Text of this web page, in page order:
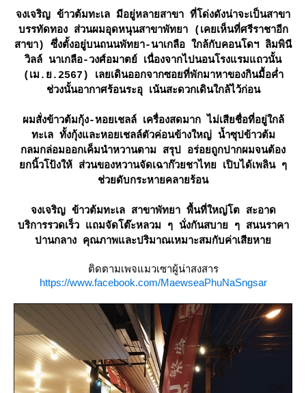
จงเจริญ ข้าวต้มทะเล มีอยู่หลายสาขา ที่โด่งดังน่าจะเป็นสาขา
บรรทัดทอง ส่วนผมอุดหนุนสาขาพัทยา (เคยเห็นที่ศรีราชาอีก
สาขา) ซึ่งตั้งอยู่บนถนนพัทยา-นาเกลือ ใกล้กับคอนโดฯ ลิมพินี
วิลล์ นาเกลือ-วงศ์อมาตย์ เนื่องจากไปนอนโรงแรมแถวนั้น
(เม.ย.2567) เลยเดินออกจากซอยที่พักมาหาของกินมื้อค่ำ
ช่วงนั้นอากาศร้อนระอุ เน้นสะดวกเดินใกล้ไว้ก่อน
ผมสั่งข้าวต้มกุ้ง-หอยเชลล์ เครื่องสดมาก ไม่เสียชื่อที่อยู่ใกล้
ทะเล ทั้งกุ้งและหอยเชลล์ตัวค่อนข้างใหญ่ น้ำซุปข้าวต้ม
กลมกล่อมออกเค็มนำหวานตาม สรุป อร่อยถูกปากผมจนต้อง
กนิ้วโป้งให้ ส่วนของหวานจัดเฉาก๊วยชาไทย เปิบได้เพลิน ๆ
ช่วยดับกระหายคลายร้อน
จงเจริญ ข้าวต้มทะเล สาขาพัทยา พื้นที่ใหญ่โต สะอาด
บริการรวดเร็ว แถมจัดโต๊ะหลวม ๆ นั่งกันสบาย ๆ สนนราคา
ปานกลาง คุณภาพและปริมาณเหมาะสมกับค่าเสียหา
ติดตามเพจแมวเซาผู้น่าสงสาร
https://www.facebook.com/MaewseaPhuNaSngsar